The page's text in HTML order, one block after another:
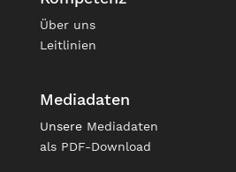
Über uns
Leitlinien
Mediadaten
Unsere Mediadaten
als PDF-Download